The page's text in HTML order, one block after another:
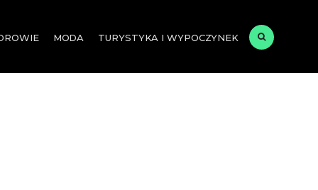
MODA TURYSTYKA I WYPOCZYNEK